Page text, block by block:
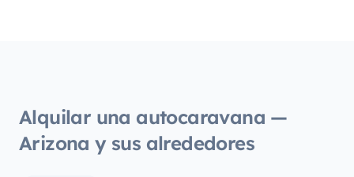
Alquilar una autocaravana —
Arizona y sus alrededores